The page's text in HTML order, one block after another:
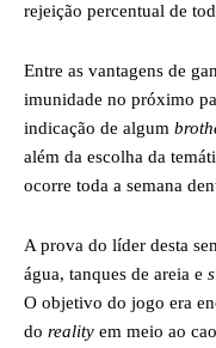
rejeição percentual de
Entre as vantagens de
imunidade no próximo
indicação de algum
além da escolha da
ocorre toda a semana
A prova do líder desta
água, tanques de areia e
O objetivo do jogo era
do reality em meio ao